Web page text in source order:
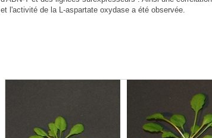
et l'activité de la L-aspartate oxydase a été observée.